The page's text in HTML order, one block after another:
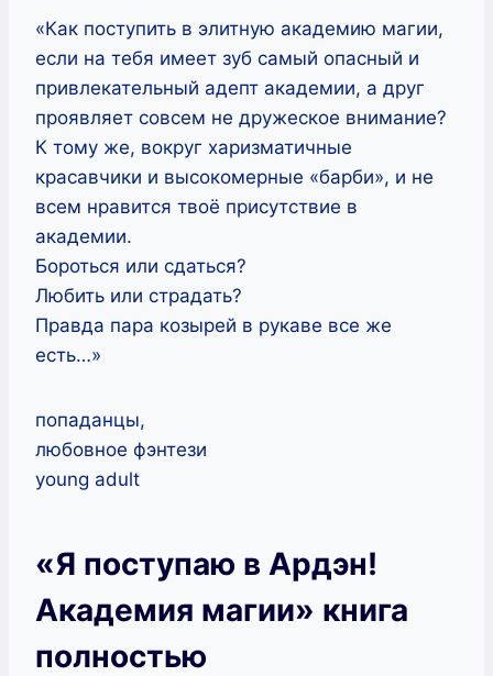
«Как поступить в элитную академию магии,
если на тебя имеет зуб самый опасный и
привлекательный адепт академии, а друг
проявляет совсем не дружеское внимание?
К тому же, вокруг харизматичные
красавчики и высокомерные «барби», и не
всем нравится твоё присутствие в
академии.
Бороться или сдаться?
Любить или страдать?
Правда пара козырей в рукаве все же
есть…»
попаданцы,
любовное фэнтези
young adult
«Я поступаю в Ардэн!
Академия магии» книга
полностью